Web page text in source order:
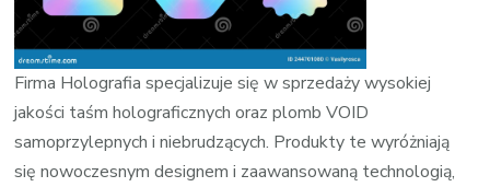
śladów
Firma Holografia specjalizuje się w sprzedaży wysokiej
jakości taśm holograficznych oraz plomb VOID
samoprzylepnych i niebrudzących. Produkty te wyróżniają
się nowoczesnym designem i zaawansowaną technologią,